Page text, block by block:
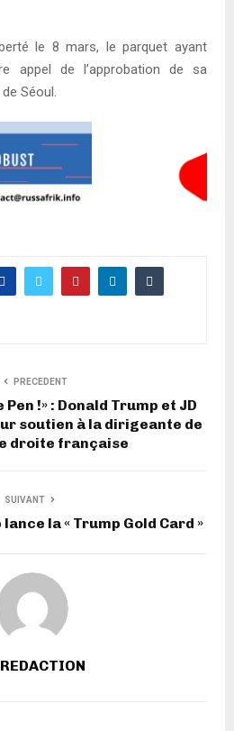
le 8 mars, le parquet ayant
appel de l’approbation de sa
Séoul.
PRECEDENT
!» : Donald Trump et JD
soutien à la dirigeante de
droite française
SUIVANT
la « Trump Gold Card »